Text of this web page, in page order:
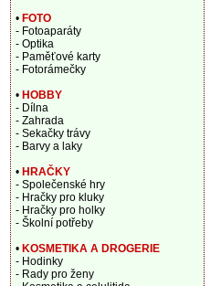
• FOTO
- Fotoaparáty
- Optika
- Paměťové karty
- Fotorámečky
• HOBBY
- Dílna
- Zahrada
- Sekačky trávy
- Barvy a laky
• HRAČKY
- Společenské hry
- Hračky pro kluky
- Hračky pro holky
- Školní potřeby
• KOSMETIKA A DROGERIE
- Hodinky
- Rady pro ženy